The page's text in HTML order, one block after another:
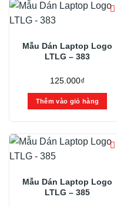
Mẫu Dán Laptop Logo
LTLG – 383
125.000₫
Thêm vào giỏ hàng
Mẫu Dán Laptop Logo
LTLG – 385